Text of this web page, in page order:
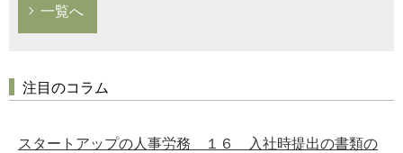
一覧へ
注目のコラム
スタートアップの人事労務 １６ 入社時提出の書類の